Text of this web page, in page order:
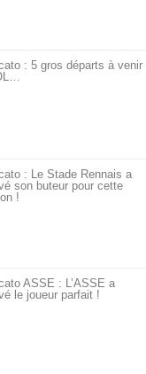
: 5 gros départs à venir
: Le Stade Rennais a
son buteur pour cette
!
ASSE : L’ASSE a
le joueur parfait !